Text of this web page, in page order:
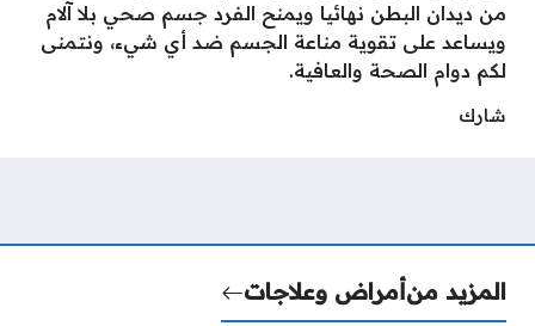
من ديدان البطن نهائيا ويمنح الفرد جسم صحي بلا آلام
ويساعد على تقوية مناعة الجسم ضد أي شيء، ونتمنى
لكم دوام الصحة والعافية.
شارك
المزيد منأمراض وعلاجات